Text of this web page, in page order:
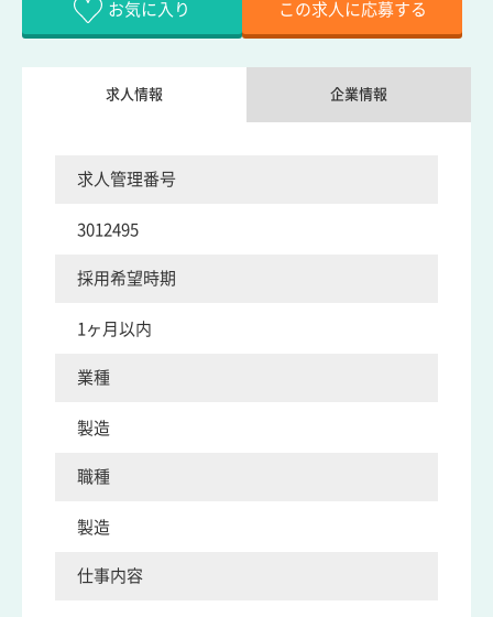
お気に入り この求人に応募する
求人情報 企業情報
求人管理番号
3012495
採用希望時期
1ヶ月以内
業種
製造
職種
製造
仕事内容